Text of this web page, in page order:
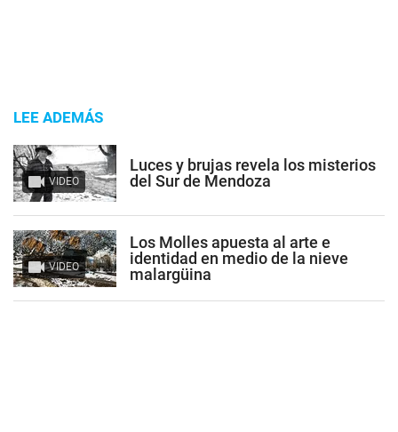
LEE ADEMÁS
VIDEO
Luces y brujas revela los misterios
del Sur de Mendoza
VIDEO
Los Molles apuesta al arte e
identidad en medio de la nieve
malargüina